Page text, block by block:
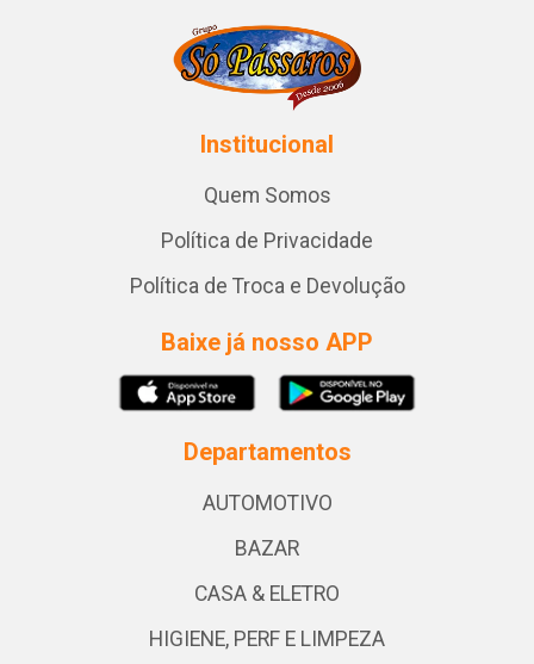
Institucional
Quem Somos
Política de Privacidade
Política de Troca e Devolução
Baixe já nosso APP
Departamentos
AUTOMOTIVO
BAZAR
CASA & ELETRO
HIGIENE, PERF E LIMPEZA